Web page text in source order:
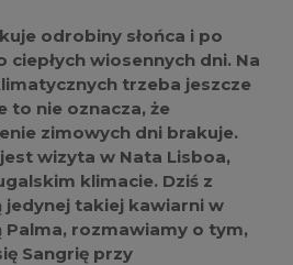
odrobiny słońca i po
ciepłych wiosennych dni. Na
trzeba jeszcze
to nie oznacza, że
zimowych dni brakuje.
wizyta w Nata Lisboa,
klimacie. Dziś z
takiej kawiarni w
Palma, rozmawiamy o tym,
Sangrię przy